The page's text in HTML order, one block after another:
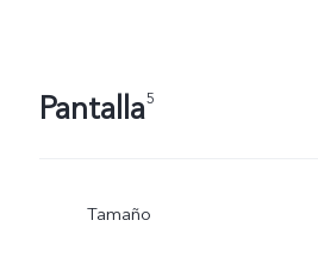
Pantalla5
Tamaño